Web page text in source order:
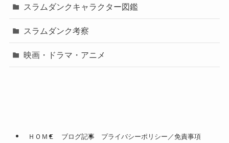
スラムダンクキャラクター図鑑
スラムダンク考察
映画・ドラマ・アニメ
ＨＯＭＥ ブログ記事 プライバシーポリシー／免責事項